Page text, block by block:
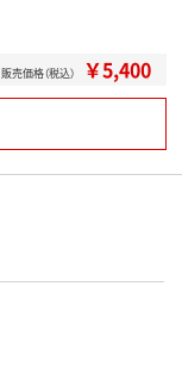
販売価格（税込） ￥5,400